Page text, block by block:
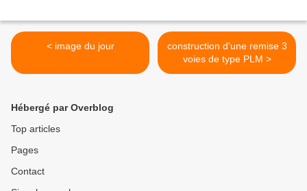
< image du jour
construction d'une remise 3
voies de type PLM >
Hébergé par Overblog
Top articles
Pages
Contact